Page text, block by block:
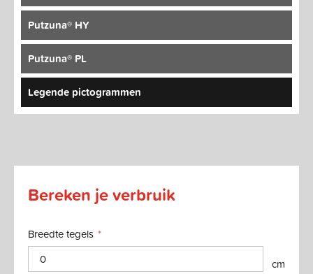
Putzuna® HY
Putzuna® PL
Legende pictogrammen
Bereken je verbruik
Breedte tegels
cm